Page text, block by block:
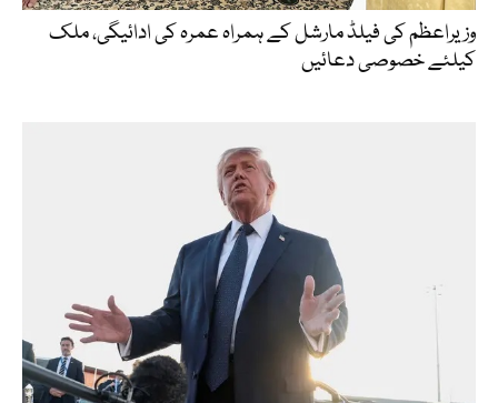
وزیراعظم کی فیلڈ مارشل کے ہمراہ عمرہ کی ادائیگی، ملک
کیلئے خصوصی دعائیں